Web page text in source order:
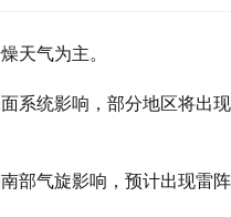
天气为主。
系统影响，部分地区将出现
部气旋影响，预计出现雷阵